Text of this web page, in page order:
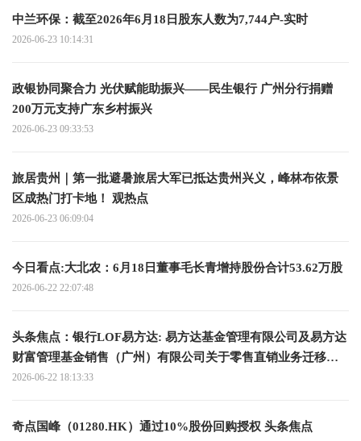
中兰环保：截至2026年6月18日股东人数为7,744户-实时
2026-06-23 10:14:31
政银协同聚合力 光伏赋能助振兴——民生银行 广州分行捐赠
200万元支持广东乡村振兴
2026-06-23 09:33:53
旅居贵州｜第一批避暑旅居大军已抵达贵州兴义，峰林布依景
区成热门打卡地！ 观热点
2026-06-23 06:09:04
今日看点:大北农：6月18日董事毛长青增持股份合计53.62万股
2026-06-22 22:07:48
头条焦点：银行LOF易方达: 易方达基金管理有限公司及易方达
财富管理基金销售（广州）有限公司关于零售直销业务迁移安
排的联合提示性公告
2026-06-22 18:13:33
奇点国峰（01280.HK）通过10%股份回购授权 头条焦点